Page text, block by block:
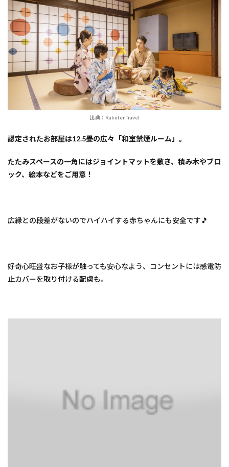
出典：RakutenTravel
認定されたお部屋は12.5畳の広々「和室禁煙ルーム」。
たたみスペースの一角にはジョイントマットを敷き、積み木やブロ
ック、絵本などをご用意！
広縁との段差がないのでハイハイする赤ちゃんにも安全です🎵
好奇心旺盛なお子様が触っても安心なよう、コンセントには感電防
止カバーを取り付ける配慮も。